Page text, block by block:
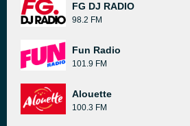
FG DJ RADIO
98.2 FM
Fun Radio
101.9 FM
Alouette
100.3 FM